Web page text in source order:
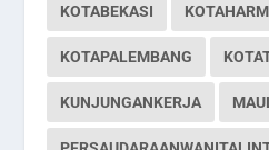
KOTABEKASI
KOTAPALEMBANG
KUNJUNGANKERJA